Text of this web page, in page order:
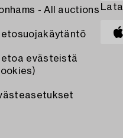
- All auctions
evästeistä